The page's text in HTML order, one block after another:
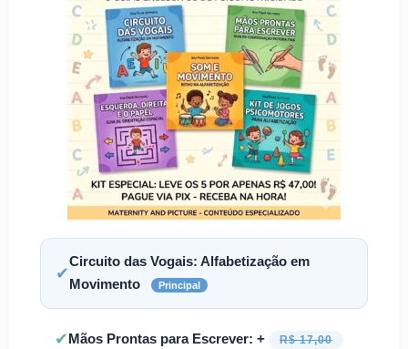
✔
Circuito das Vogais: Alfabetização em
Movimento
Principal
✔Mãos Prontas para Escrever: + R$ 17,00